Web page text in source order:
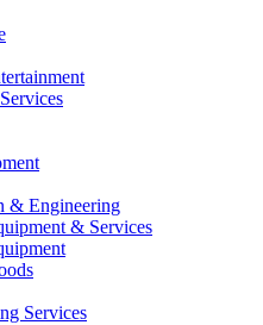
& Engineering
& Services
Services